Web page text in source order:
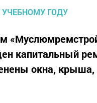
капитальный
окна, крыша,